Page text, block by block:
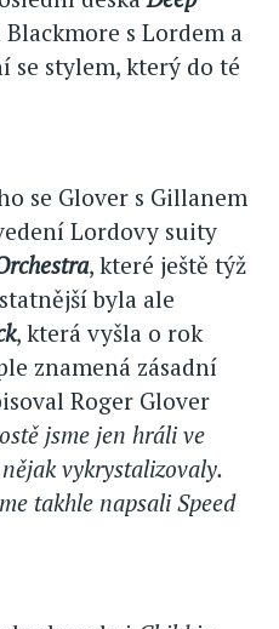
s Lordem a
se stylem, který do té
se Glover s Gillanem
Lordovy suity
, které ještě týž
byla ale
, která vyšla o rok
znamená zásadní
Roger Glover
jsme jen hráli ve
vykrystalizovaly.
takhle napsali Speed